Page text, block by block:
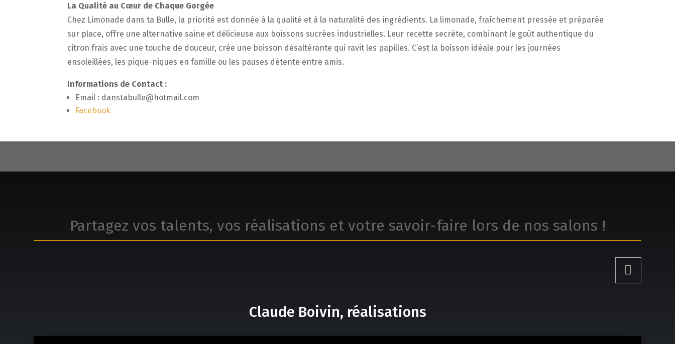
La Qualité au Cœur de Chaque Gorgée
Chez Limonade dans ta Bulle, la priorité est donnée à la qualité et à la naturalité des ingrédients. La limonade, fraîchement pressée et préparée
sur place, offre une alternative saine et délicieuse aux boissons sucrées industrielles. Leur recette secrète, combinant le goût authentique du
citron frais avec une touche de douceur, crée une boisson désaltérante qui ravit les papilles. C’est la boisson idéale pour les journées
ensoleillées, les pique-niques en famille ou les pauses détente entre amis.
Informations de Contact :
Email : danstabulle@hotmail.com
Facebook
Partagez vos talents, vos réalisations et votre savoir-faire lors de nos salons !
Claude Boivin, réalisations